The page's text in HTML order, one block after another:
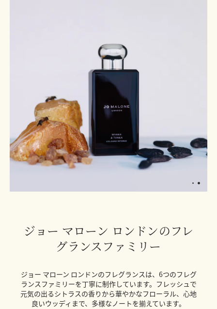
ジョー マローン ロンドンのフレ
グランスファミリー
ジョー マローン ロンドンのフレグランスは、6つのフレグ
ランスファミリーを丁寧に制作しています。フレッシュで
元気の出るシトラスの香りから華やかなフローラル、心地
良いウッディまで、多様なノートを揃えています。